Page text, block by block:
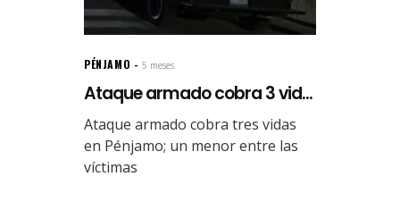
PÉNJAMO 5 meses.
Ataque armado cobra 3 vid...
Ataque armado cobra tres vidas
en Pénjamo; un menor entre las
víctimas